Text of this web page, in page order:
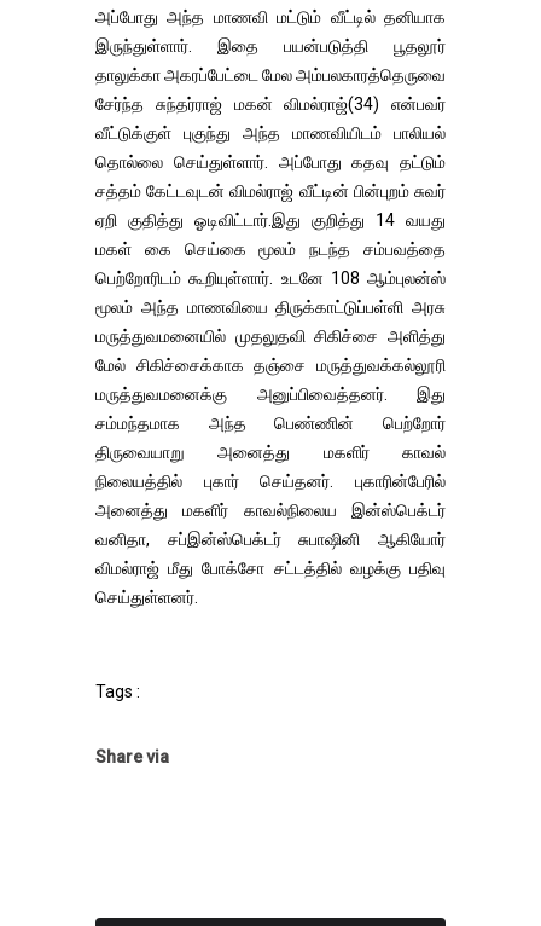
அப்போது அந்த மாணவி மட்டும் வீட்டில் தனியாக
இருந்துள்ளார். இதை பயன்படுத்தி பூதலூர்
தாலுக்கா அகரப்பேட்டை மேல அம்பலகாரத்தெருவை
சேர்ந்த சுந்தர்ராஜ் மகன் விமல்ராஜ்(34) என்பவர்
வீட்டுக்குள் புகுந்து அந்த மாணவியிடம் பாலியல்
தொல்லை செய்துள்ளார். அப்போது கதவு தட்டும்
சத்தம் கேட்டவுடன் விமல்ராஜ் வீட்டின் பின்புறம் சுவர்
ஏறி குதித்து ஓடிவிட்டார்.இது குறித்து 14 வயது
மகள் கை செய்கை மூலம் நடந்த சம்பவத்தை
பெற்றோரிடம் கூறியுள்ளார். உடனே 108 ஆம்புலன்ஸ்
மூலம் அந்த மாணவியை திருக்காட்டுப்பள்ளி அரசு
மருத்துவமனையில் முதலுதவி சிகிச்சை அளித்து
மேல் சிகிச்சைக்காக தஞ்சை மருத்துவக்கல்லூரி
மருத்துவமனைக்கு அனுப்பிவைத்தனர். இது
சம்மந்தமாக அந்த பெண்ணின் பெற்றோர்
திருவையாறு அனைத்து மகளிர் காவல்
நிலையத்தில் புகார் செய்தனர். புகாரின்பேரில்
அனைத்து மகளிர் காவல்நிலைய இன்ஸ்பெக்டர்
வனிதா, சப்இன்ஸ்பெக்டர் சுபாஷினி ஆகியோர்
விமல்ராஜ் மீது போக்சோ சட்டத்தில் வழக்கு பதிவு
செய்துள்ளனர்.
Tags :
Share via